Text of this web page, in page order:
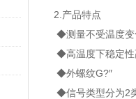
2.产品特点
◆测量不受温度变
◆高温度下稳定性
◆外螺纹G?″
◆信号类型分为2